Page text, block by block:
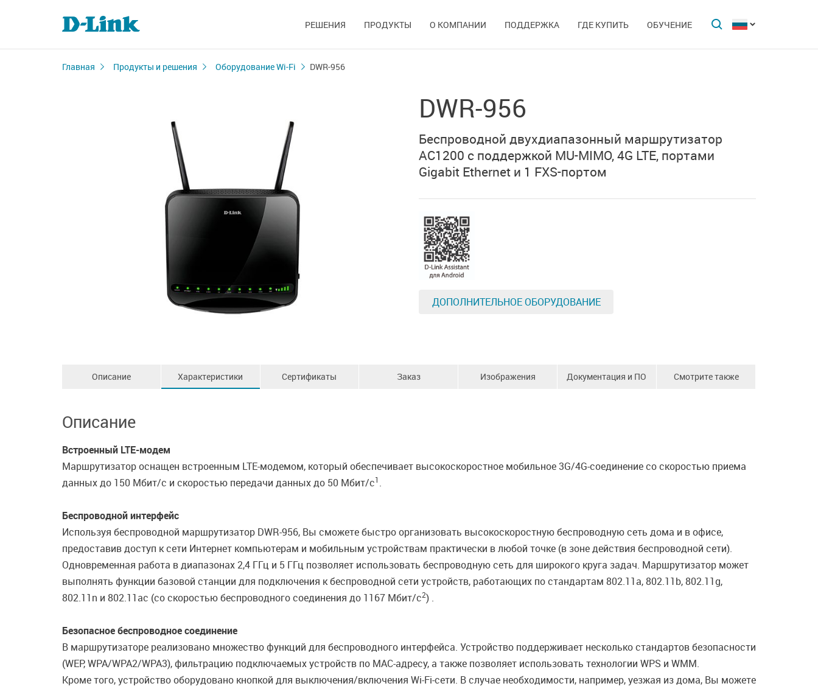
РЕШЕНИЯ ПРОДУКТЫ О КОМПАНИИ ПОДДЕРЖКА ГДЕ КУПИТЬ ОБУЧЕНИЕ
Главная Продукты и решения Оборудование Wi-Fi DWR-956
DWR-956
Беспроводной двухдиапазонный маршрутизатор
AC1200 с поддержкой MU-MIMO,4G LTE, портами
Gigabit Ethernet и 1 FXS-портом
ДОПОЛНИТЕЛЬНОЕ ОБОРУДОВАНИЕ
Описание Характеристики Сертификаты Заказ Изображения Документация и ПО Смотрите также
Описание
Встроенный LTE-модем
Маршрутизатор оснащен встроенным LTE-модемом, который обеспечивает высокоскоростное мобильное 3G/4G-соединение со скоростью приема
данных до 150 Мбит/с и скоростью передачи данных до 50 Мбит/с1 .
Беспроводной интерфейс
Используя беспроводной маршрутизатор DWR-956, Вы сможете быстро организовать высокоскоростную беспроводную сеть дома и в офисе,
предоставив доступ к сети Интернет компьютерам и мобильным устройствам практически в любой точке (в зоне действия беспроводной сети).
Одновременная работа в диапазонах 2,4 ГГц и 5 ГГц позволяет использовать беспроводную сеть для широкого круга задач. Маршрутизатор может
выполнять функции базовой станции для подключения к беспроводной сети устройств, работающих по стандартам 802.11a, 802.11b, 802.11g,
802.11n и 802.11ac (со скоростью беспроводного соединения до 1167 Мбит/с2) .
Безопасное беспроводное соединение
В маршрутизаторе реализовано множество функций для беспроводного интерфейса. Устройство поддерживает несколько стандартов безопасности
(WEP, WPA/WPA2/WPA3), фильтрацию подключаемых устройств по MAC-адресу, а также позволяет использовать технологии WPS и WMM.
Кроме того, устройство оборудовано кнопкой для выключения/включения Wi-Fi-сети. В случае необходимости, например, уезжая из дома, Вы можете